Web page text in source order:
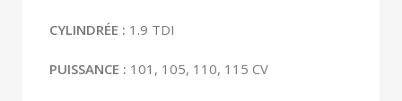
CYLINDRÉE : 1.9 TDI
PUISSANCE : 101, 105, 110, 115 CV